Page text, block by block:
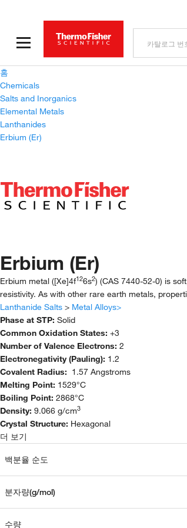
홈
Chemicals
Salts and Inorganics
Elemental Metals
Lanthanides
Erbium (Er)
Erbium (Er)
Erbium metal ([Xe]4f126s2) (CAS 7440-52-0) is
resistivity. As with other rare earth metals,
Lanthanide Salts > Metal Alloys>
Phase at STP: Solid
Common Oxidation States: +3
Number of Valence Electrons: 2
Electronegativity (Pauling): 1.2
Covalent Radius: 1.57 Angstroms
Melting Point: 1529°C
Boiling Point: 2868°C
Density: 9.066 g/cm3
Crystal Structure: Hexagonal
더 보기
백분율 순도
분자량(g/mol)
수량